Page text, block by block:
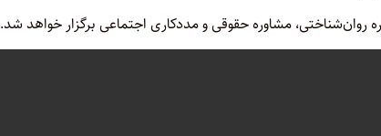
مشاوره حقوقی و مددکاری اجتماعی برگزار خواهد شد.